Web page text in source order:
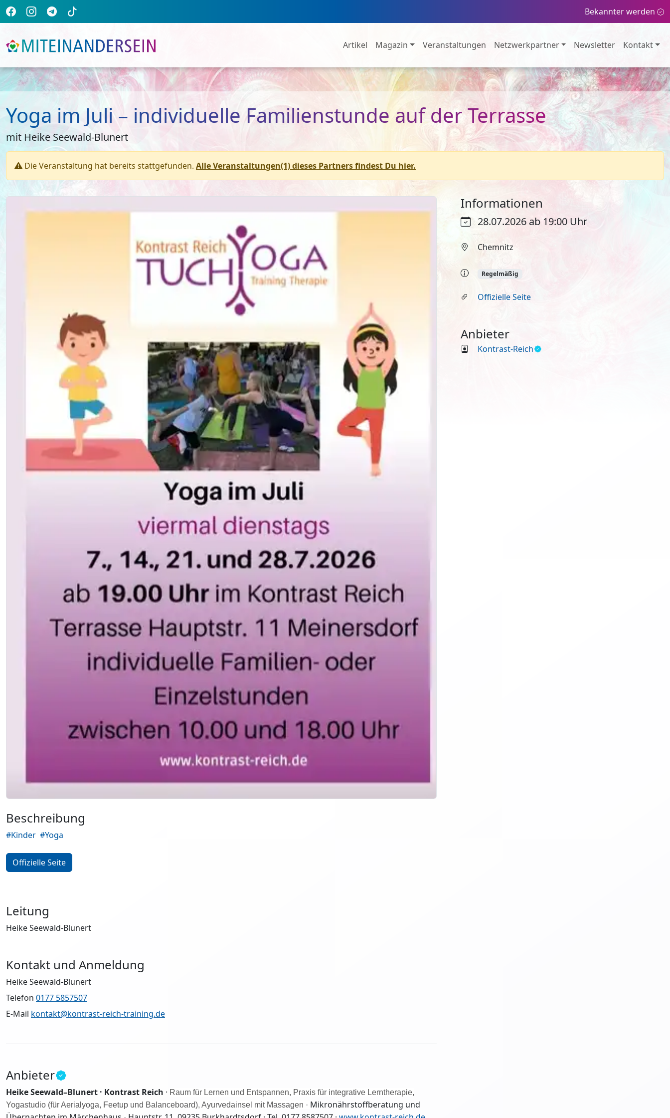
Bekannter werden
Artikel Magazin Veranstaltungen Netzwerkpartner Newsletter Kontakt
Yoga im Juli – individuelle Familienstunde auf der Terrasse
mit Heike Seewald-Blunert
Die Veranstaltung hat bereits stattgefunden. Alle Veranstaltungen(1) dieses Partners findest Du hier.
Informationen
28.07.2026 ab 19:00 Uhr
Chemnitz
Regelmäßig
Offizielle Seite
Anbieter
Kontrast-Reich
Beschreibung
#Kinder #Yoga
Offizielle Seite
Leitung
Heike Seewald-Blunert
Kontakt und Anmeldung
Heike Seewald-Blunert
Telefon 0177 5857507
E-Mail kontakt@kontrast-reich-training.de
Anbieter
Heike Seewald–Blunert · Kontrast Reich · Raum für Lernen und Entspannen, Praxis für integrative Lerntherapie,
Yogastudio (für Aerialyoga, Feetup und Balanceboard), Ayurvedainsel mit Massagen · Mikronährstoffberatung und